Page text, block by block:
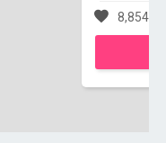
8,854